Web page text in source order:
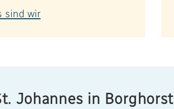
sind wir
Johannes in Borghorst